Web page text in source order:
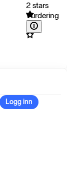
2 stars
Vurdering
Logg inn